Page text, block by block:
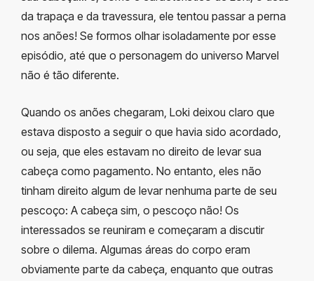
da trapaça e da travessura, ele tentou passar a perna
nos anões! Se formos olhar isoladamente por esse
episódio, até que o personagem do universo Marvel
não é tão diferente.
Quando os anões chegaram, Loki deixou claro que
estava disposto a seguir o que havia sido acordado,
ou seja, que eles estavam no direito de levar sua
cabeça como pagamento. No entanto, eles não
tinham direito algum de levar nenhuma parte de seu
pescoço: A cabeça sim, o pescoço não! Os
interessados se reuniram e começaram a discutir
sobre o dilema. Algumas áreas do corpo eram
obviamente parte da cabeça, enquanto que outras